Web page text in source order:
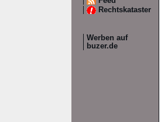
Rechtskataster
Werben auf
buzer.de